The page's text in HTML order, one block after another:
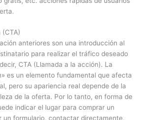
(CTA)
anteriores son una introducción al
para realizar el tráfico deseado
CTA (Llamada a la acción). La
es un elemento fundamental que afecta
pero su apariencia real depende de la
de la oferta. Por lo tanto, en forma de
indicar el lugar para comprar un
un formulario, contactar directamente,